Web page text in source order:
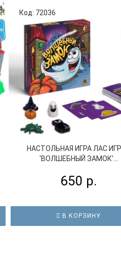
Код: 72036
НАСТОЛЬНАЯ ИГРА ЛАС
'ВОЛШЕБНЫЙ ЗАМОК'...
650 р.
В КОРЗИНУ